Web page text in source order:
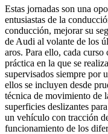
Estas jornadas son una
entusiastas de la
conducción, mejorar su
de Audi al volante de los
aros. Para ello, cada curso
práctica en la que se
supervisados siempre por
ellos se incluyen desde
técnica de movimiento de
superficies deslizantes
un vehículo con tracción
funcionamiento de los